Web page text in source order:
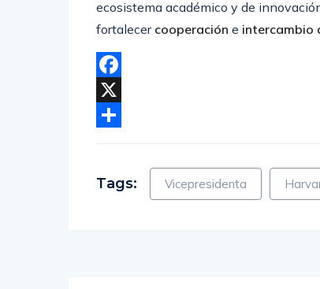
ecosistema académico y de
fortalecer cooperación e intercambio
Facebook
X
Tags: Vicepresidenta